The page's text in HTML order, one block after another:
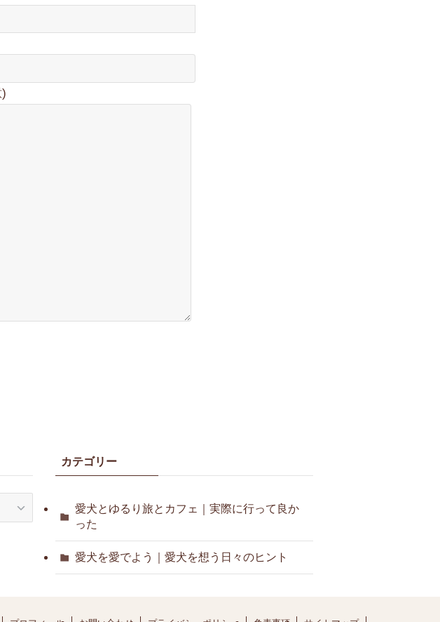
カテゴリー
愛犬とゆるり旅とカフェ｜実際に行って良か
った
愛犬を愛でよう｜愛犬を想う日々のヒント